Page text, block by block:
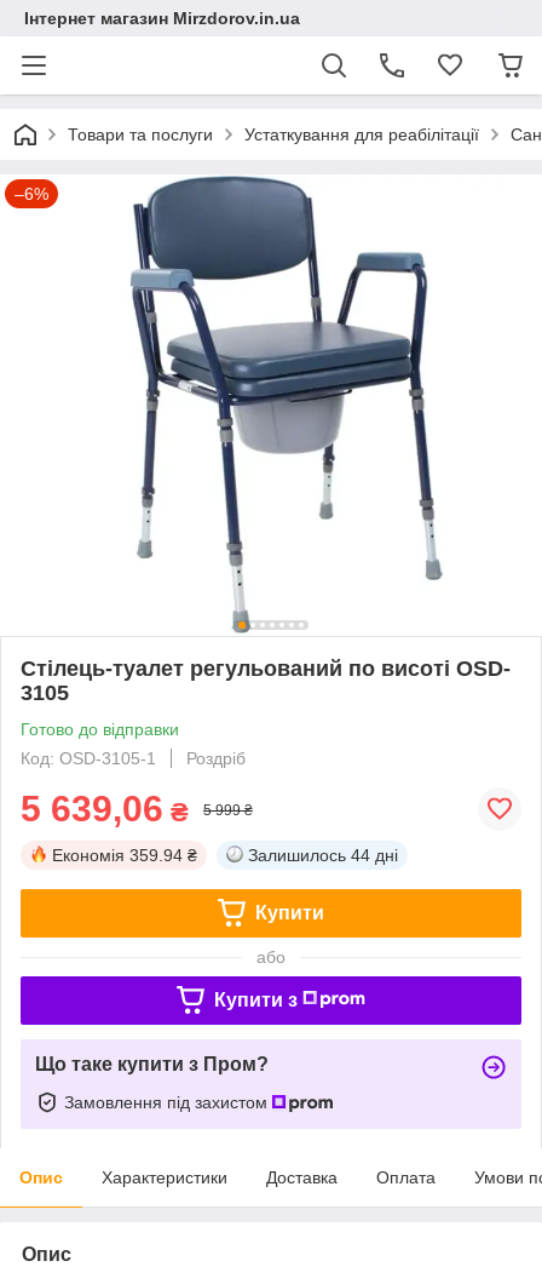
Інтернет магазин Mirzdorov.in.ua
Товари та послуги Устаткування для реабілітації
–6%
Стілець-туалет регульований по висоті OSD-
3105
Готово до відправки
Код: OSD-3105-1
Роздріб
5 639,06 ₴ 5 999 ₴
Економія 359.94 ₴ Залишилось 44 дні
Купити
або
Купити з
Що таке купити з Пром?
Замовлення під захистом
Опис Характеристики Доставка Оплата Умови
Опис